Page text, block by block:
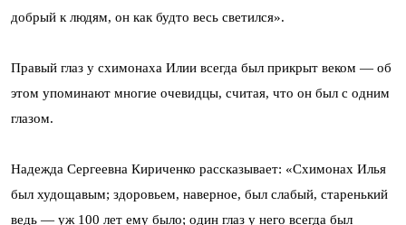
добрый к людям, он как будто весь светился».
Правый глаз у схимонаха Илии всегда был прикрыт веком — об
этом упоминают многие очевидцы, считая, что он был с одним
глазом.
Надежда Сергеевна Кириченко рассказывает: «Схимонах Илья
был худощавым; здоровьем, наверное, был слабый, старенький
ведь — уж 100 лет ему было; один глаз у него всегда был